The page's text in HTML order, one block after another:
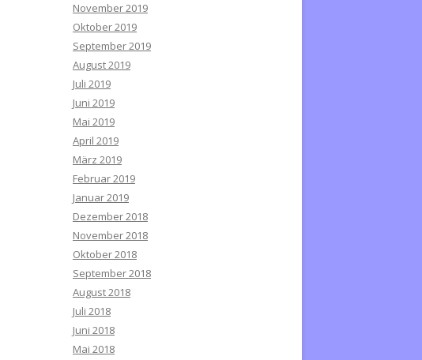
November 2019
Oktober 2019
September 2019
August 2019
Juli 2019
Juni 2019
Mai 2019
April 2019
März 2019
Februar 2019
Januar 2019
Dezember 2018
November 2018
Oktober 2018
September 2018
August 2018
Juli 2018
Juni 2018
Mai 2018